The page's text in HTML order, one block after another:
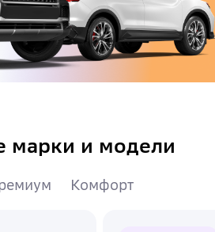
марки и модели
Комфорт